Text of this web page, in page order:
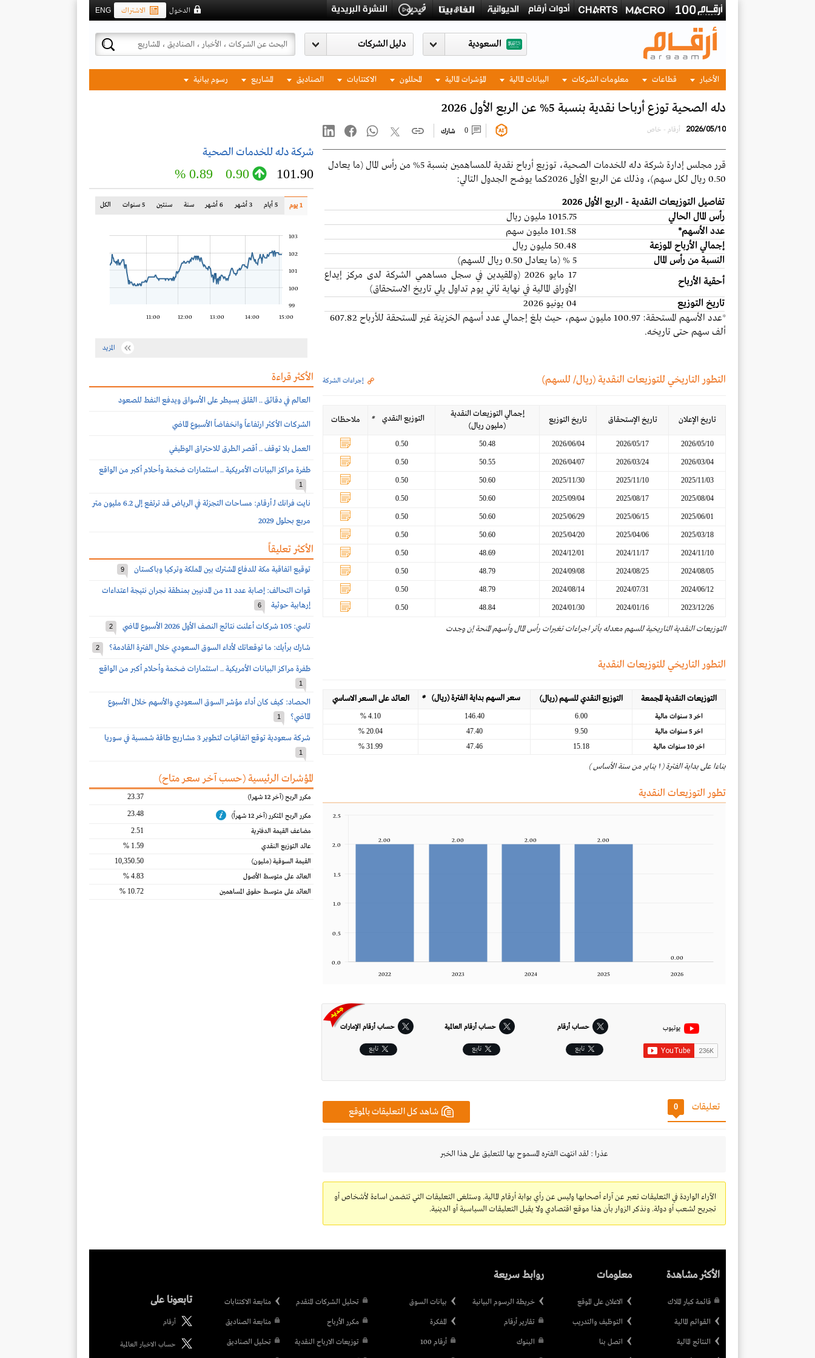
ENG الاشتراك الدخول
السعودية
الأخبار قطاعات معلومات الشركات البيانات المالية المؤشرات المالية المحللون الاكتتابات الصناديق المشاريع رسوم بيانية
دله الصحية توزع أرباحا نقدية بنسبة 5% عن الربع الأول 2026
2026/05/10 أرقام - خاص شارك 0
قرر مجلس إدارة شركة دله للخدمات الصحية، توزيع أرباح نقدية للمساهمين بنسبة 5% من رأس المال (ما يعادل
0.50 ريال لكل سهم)، وذلك عن الربع الأول 2026كما يوضح الجدول التالي:
تفاصيل التوزيعات النقدية - الربع الأول 2026
رأس المال الحالي
1015.75 مليون ريال
عدد الأسهم*
101.58 مليون سهم
إجمالي الأرباح الموزعة
50.48 مليون ريال
النسبة من رأس المال
5 % (ما يعادل 0.50 ريال للسهم)
أحقية الأرباح
17 مايو 2026 (والمقيدين في سجل مساهمي الشركة لدى مركز إيداع
الأوراق المالية في نهاية ثاني يوم تداول يلي تاريخ الاستحقاق)
تاريخ التوزيع
04 يونيو 2026
*
عدد الأسهم المستحقة: 100.97 مليون سهم، حيث بلغ إجمالي عدد أسهم الخزينة غير المستحقة للأرباح 607.82
ألف سهم حتى تاريخه.
التطور التاريخي للتوزيعات النقدية (ريال/ للسهم) إجراءات الشركة
ملاحظات التوزيع النقدي *
إجمالي التوزيعات النقدية
(مليون ريال)
تاريخ التوزيع تاريخ الإستحقاق تاريخ الإعلان
0.50 50.48 2026/06/04 2026/05/17 2026/05/10
0.50 50.55 2026/04/07 2026/03/24 2026/03/04
0.50 50.60 2025/11/30 2025/11/10 2025/11/03
0.50 50.60 2025/09/04 2025/08/17 2025/08/04
0.50 50.60 2025/06/29 2025/06/15 2025/06/01
0.50 50.60 2025/04/20 2025/04/06 2025/03/18
0.50 48.69 2024/12/01 2024/11/17 2024/11/10
0.50 48.79 2024/09/08 2024/08/25 2024/08/05
0.50 48.79 2024/08/14 2024/07/31 2024/06/12
0.50 48.84 2024/01/30 2024/01/16 2023/12/26
التوزيعات النقدية التاريخية للسهم معدله بأثر اجراءات تغيرات رأس المال وأسهم المنحة إن وجدت
التطور التاريخي للتوزيعات النقدية
التوزيعات النقدية المجمعة التوزيع النقدي للسهم (ريال) * سعر السهم بداية الفترة (ريال) العائد على السعر الاساسي
اخر 3 سنوات مالية 6.00
146.40
4.10 %
اخر 5 سنوات مالية
9.50
47.40
20.04 %
اخر 10 سنوات مالية
15.18
47.46
31.99 %
بناءا على بداية الفترة ( ١ يناير من سنة الأساس )
تطور التوزيعات النقدية
2.00 2.00 2.00 2.00
0.00
2022 2023 2024 2025 2026
0.0
0.5
1.0
1.5
2.0
2.5
يوتيوب حساب أرقام
تابِع
حساب أرقام العالمية
تابِع
حساب أرقام الإمارات‎
تابِع
شاهد كل التعليقات بالموقع تعليقات 0
عذرا : لقد انتهت الفتره المسموح بها للتعليق على هذا الخبر
الآراء الواردة في التعليقات تعبر عن آراء أصحابها وليس عن رأي بوابة أرقام المالية. وستلغى التعليقات التي تتضمن اساءة لأشخاص أو
تجريح لشعب أو دولة. ونذكر الزوار بأن هذا موقع اقتصادي ولا يقبل التعليقات السياسية أو الدينية.
شركة دله للخدمات الصحية
101.90
0.90
0.89 %
1 يوم 5 أيام 3 أشهر 6 أشهر سنة سنتين 5 سنوات الكل
11:00 12:00 13:00 14:00 15:00
99
100
101
102
103
المزيد
الأكثر قراءة
العالم في دقائق .. القلق يسيطر على الأسواق ويدفع النفط للصعود
الشركات الأكثر ارتفاعاً وانخفاضاً الأسبوع الماضي
العمل بلا توقف .. أقصر الطرق للاحتراق الوظيفي
طفرة مراكز البيانات الأمريكية .. استثمارات ضخمة وأحلام أكبر من الواقع
1
نايت فرانك لـ أرقام: مساحات التجزئة في الرياض قد ترتفع إلى 6.2 مليون متر
مربع بحلول 2029
الأكثر تعليقاً
توقيع اتفاقية مكة للدفاع المشترك بين المملكة وتركيا وباكستان 9
قوات التحالف: إصابة عدد 11 من المدنيين بمنطقة نجران نتيجة اعتداءات
إرهابية حوثية
6
تاسي: 105 شركات أعلنت نتائج النصف الأول 2026 الأسبوع الماضي 2
شارك برأيك: ما توقعاتك لأداء السوق السعودي خلال الفترة القادمة؟ 2
طفرة مراكز البيانات الأمريكية .. استثمارات ضخمة وأحلام أكبر من الواقع
1
الحصاد: كيف كان أداء مؤشر السوق السعودي والأسهم خلال الأسبوع
الماضي؟
1
شركة سعودية توقع اتفاقيات لتطوير 3 مشاريع طاقة شمسية في سوريا
1
المؤشرات الرئيسية (حسب آخر سعر متاح)‎
مكرر الربح (آخر 12 شهرا) 23.37
مكرر الربح المتكرر (آخر 12 شهراً) 23.48
مضاعف القيمة الدفترية
2.51
عائد التوزيع النقدي
1.59 %
القيمة السوقية (مليون)
10,350.50
العائد على متوسط الأصول
4.83 %
العائد على متوسط حقوق المساهمين
10.72 %
الأكثر مشاهدة
قائمة كبار الملاك
القوائم المالية
النتائج المالية
معلومات
الاعلان على الموقع
التوظيف والتدريب
اتصل بنا
روابط سريعة
خريطة الرسوم البيانية
تقارير أرقام
البنوك
بيانات السوق
المفكرة
أرقام 100
تحليل الشركات المتقدم
مكرر الأرباح
توزيعات الارباح النقدية
متابعة الاكتتابات
متابعة الصناديق
تحليل الصناديق
تابعونا على
أرقام
حساب الاخبار العالمية